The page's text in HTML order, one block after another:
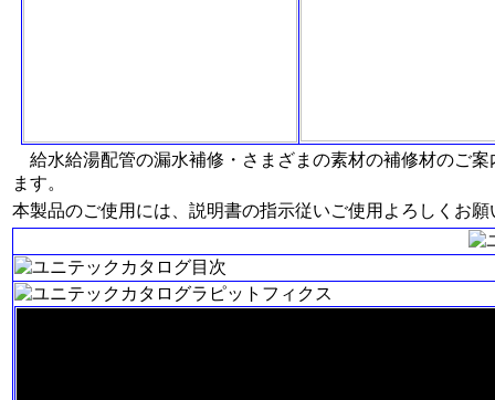
給水給湯配管の漏水補修・さまざまの素材の補修材のご
ます。
本製品のご使用には、説明書の指示従いご使用よろしくお